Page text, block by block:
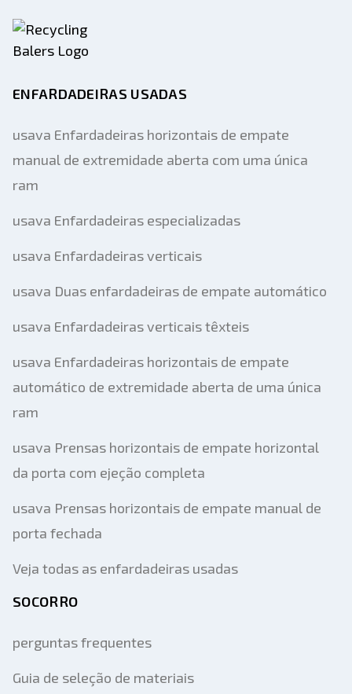
ENFARDADEIRAS USADAS
usava Enfardadeiras horizontais de empate
manual de extremidade aberta com uma única
ram
usava Enfardadeiras especializadas
usava Enfardadeiras verticais
usava Duas enfardadeiras de empate automático
usava Enfardadeiras verticais têxteis
usava Enfardadeiras horizontais de empate
automático de extremidade aberta de uma única
ram
usava Prensas horizontais de empate horizontal
da porta com ejeção completa
usava Prensas horizontais de empate manual de
porta fechada
Veja todas as enfardadeiras usadas
SOCORRO
perguntas frequentes
Guia de seleção de materiais